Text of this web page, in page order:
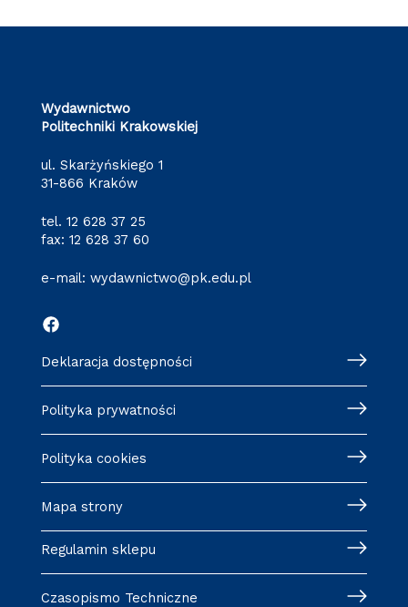
Wydawnictwo
Politechniki Krakowskiej
ul. Skarżyńskiego 1
31-866 Kraków
tel. 12 628 37 25
fax: 12 628 37 60
e-mail: wydawnictwo@pk.edu.pl
Deklaracja dostępności
Polityka prywatności
Polityka cookies
Mapa strony
Regulamin sklepu
Czasopismo Techniczne